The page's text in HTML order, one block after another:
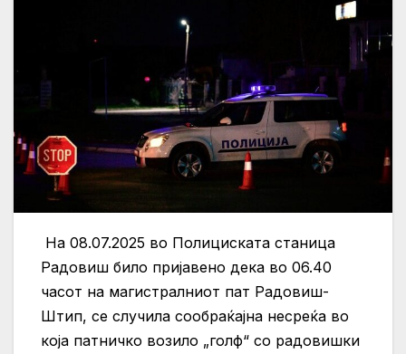
На 08.07.2025 во Полициската станица
Радовиш било пријавено дека во 06.40
часот на магистралниот пат Радовиш-
Штип, се случила сообраќајна несреќа во
која патничко возило „голф“ со радовишки